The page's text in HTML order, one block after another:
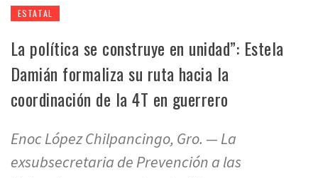
ESTATAL
La política se construye en unidad”: Estela
Damián formaliza su ruta hacia la
coordinación de la 4T en guerrero
Enoc López Chilpancingo, Gro. — La
exsubsecretaria de Prevención a las